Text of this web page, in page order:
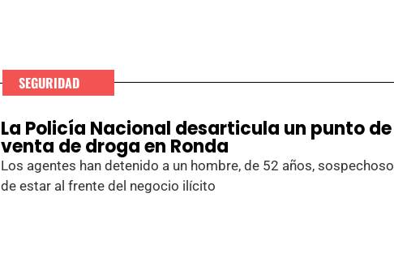
SEGURIDAD
La Policía Nacional desarticula un punto de
venta de droga en Ronda
Los agentes han detenido a un hombre, de 52 años, sospechoso
de estar al frente del negocio ilícito